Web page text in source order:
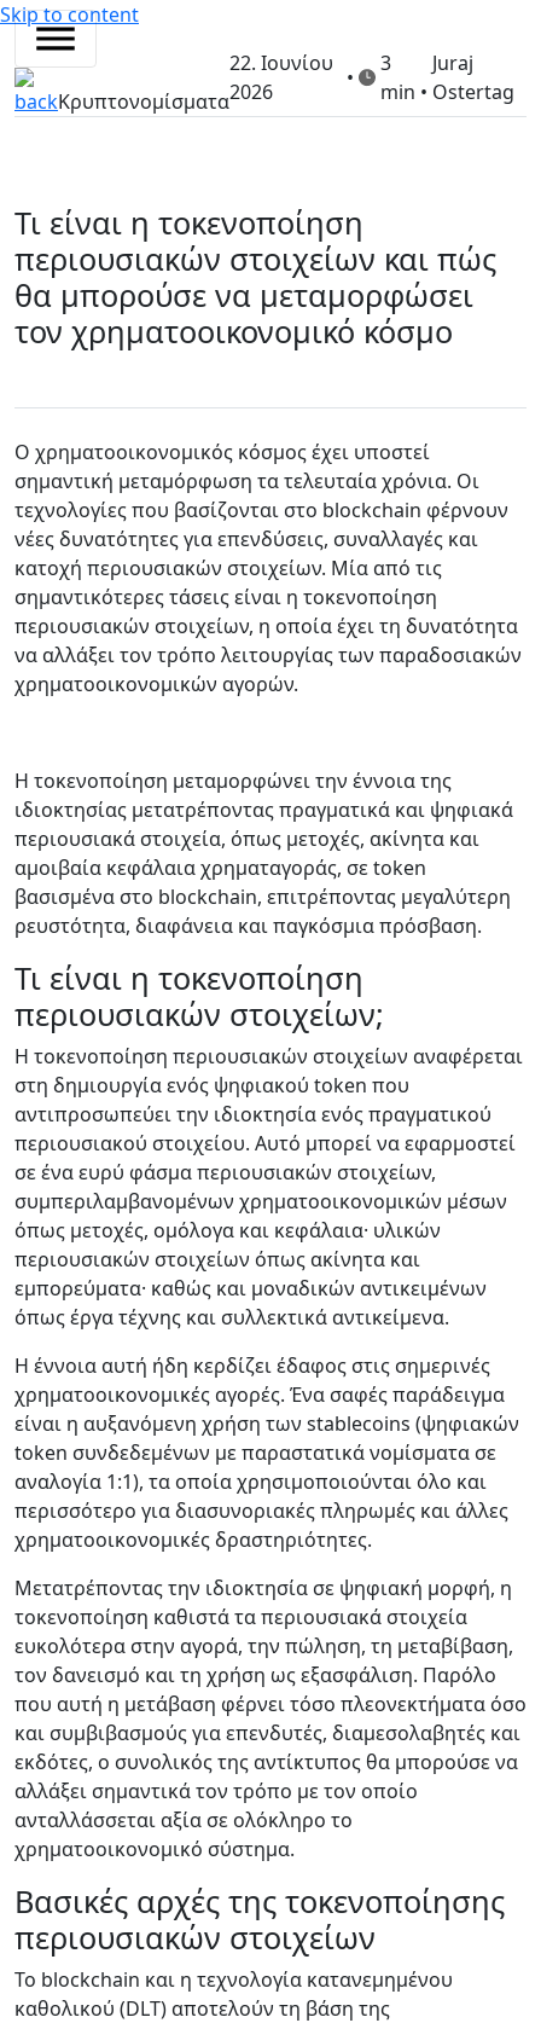
Skip to content
Κρυπτονομίσματα
22. Ιουνίου
2026
•
3
min •
Juraj
Ostertag
Τι είναι η τοκενοποίηση
περιουσιακών στοιχείων και πώς
θα μπορούσε να μεταμορφώσει
τον χρηματοοικονομικό κόσμο
Ο χρηματοοικονομικός κόσμος έχει υποστεί
σημαντική μεταμόρφωση τα τελευταία χρόνια. Οι
τεχνολογίες που βασίζονται στο blockchain φέρνουν
νέες δυνατότητες για επενδύσεις, συναλλαγές και
κατοχή περιουσιακών στοιχείων. Μία από τις
σημαντικότερες τάσεις είναι η τοκενοποίηση
περιουσιακών στοιχείων, η οποία έχει τη δυνατότητα
να αλλάξει τον τρόπο λειτουργίας των παραδοσιακών
χρηματοοικονομικών αγορών.
Η τοκενοποίηση μεταμορφώνει την έννοια της
ιδιοκτησίας μετατρέποντας πραγματικά και ψηφιακά
περιουσιακά στοιχεία, όπως μετοχές, ακίνητα και
αμοιβαία κεφάλαια χρηματαγοράς, σε token
βασισμένα στο blockchain, επιτρέποντας μεγαλύτερη
ρευστότητα, διαφάνεια και παγκόσμια πρόσβαση.
Τι είναι η τοκενοποίηση
περιουσιακών στοιχείων;
Η τοκενοποίηση περιουσιακών στοιχείων αναφέρεται
στη δημιουργία ενός ψηφιακού token που
αντιπροσωπεύει την ιδιοκτησία ενός πραγματικού
περιουσιακού στοιχείου. Αυτό μπορεί να εφαρμοστεί
σε ένα ευρύ φάσμα περιουσιακών στοιχείων,
συμπεριλαμβανομένων χρηματοοικονομικών μέσων
όπως μετοχές, ομόλογα και κεφάλαια· υλικών
περιουσιακών στοιχείων όπως ακίνητα και
εμπορεύματα· καθώς και μοναδικών αντικειμένων
όπως έργα τέχνης και συλλεκτικά αντικείμενα.
Η έννοια αυτή ήδη κερδίζει έδαφος στις σημερινές
χρηματοοικονομικές αγορές. Ένα σαφές παράδειγμα
είναι η αυξανόμενη χρήση των stablecoins (ψηφιακών
token συνδεδεμένων με παραστατικά νομίσματα σε
αναλογία 1:1), τα οποία χρησιμοποιούνται όλο και
περισσότερο για διασυνοριακές πληρωμές και άλλες
χρηματοοικονομικές δραστηριότητες.
Μετατρέποντας την ιδιοκτησία σε ψηφιακή μορφή, η
τοκενοποίηση καθιστά τα περιουσιακά στοιχεία
ευκολότερα στην αγορά, την πώληση, τη μεταβίβαση,
τον δανεισμό και τη χρήση ως εξασφάλιση. Παρόλο
που αυτή η μετάβαση φέρνει τόσο πλεονεκτήματα όσο
και συμβιβασμούς για επενδυτές, διαμεσολαβητές και
εκδότες, ο συνολικός της αντίκτυπος θα μπορούσε να
αλλάξει σημαντικά τον τρόπο με τον οποίο
ανταλλάσσεται αξία σε ολόκληρο το
χρηματοοικονομικό σύστημα.
Βασικές αρχές της τοκενοποίησης
περιουσιακών στοιχείων
Το blockchain και η τεχνολογία κατανεμημένου
καθολικού (DLT) αποτελούν τη βάση της